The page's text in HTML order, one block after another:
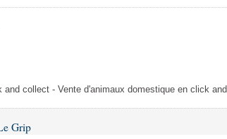
collect - Vente d'animaux domestique en click and
Grip